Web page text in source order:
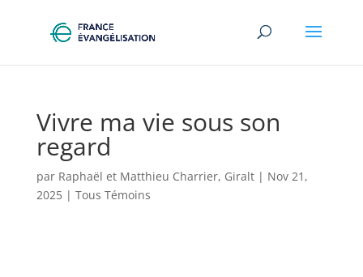
Vivre ma vie sous son
regard
par Raphaël et Matthieu Charrier, Giralt| Nov 21,
2025| Tous Témoins